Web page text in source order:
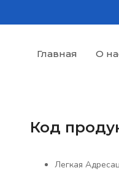
Главная О
Код
Легкая